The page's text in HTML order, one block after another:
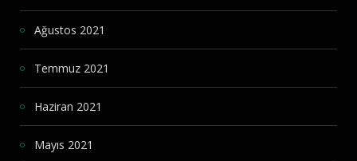
Ağustos 2021
Temmuz 2021
Haziran 2021
Mayıs 2021